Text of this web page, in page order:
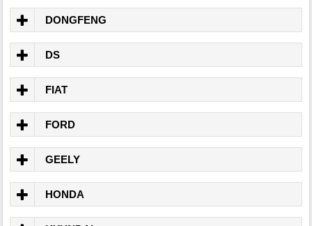
DONGFENG
DS
FIAT
FORD
GEELY
HONDA